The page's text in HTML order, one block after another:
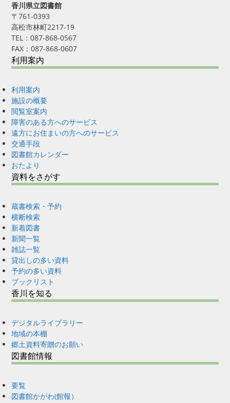
香川県立図書館
〒761-0393
高松市林町2217-19
TEL：087-868-0567
FAX：087-868-0607
利用案内
利用案内
施設の概要
閲覧室案内
障害のある方へのサービス
遠方にお住まいの方へのサービス
交通手段
図書館カレンダー
おたより
資料をさがす
蔵書検索・予約
横断検索
新着図書
新聞一覧
雑誌一覧
貸出しの多い資料
予約の多い資料
ブックリスト
香川を知る
デジタルライブラリー
地域の本棚
郷土資料寄贈のお願い
図書館情報
要覧
図書館かがわ(館報）